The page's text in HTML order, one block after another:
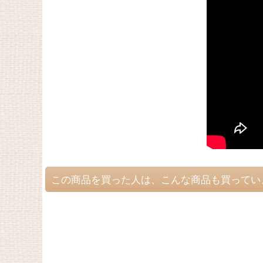
この商品を買った人は、こんな商品も買って